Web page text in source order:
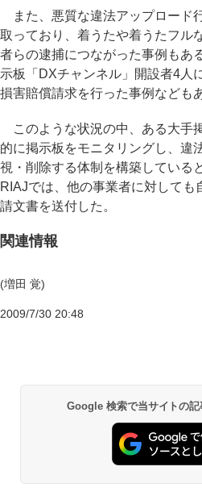
また、悪質な違法アップロード
取っており、着うたや着うたフル
者らの逮捕につながった事例もあ
示板「DXチャンネル」開設者4人
損害賠償請求を行った事例なども
このような状況の中、ある大手
的に掲示板をモニタリングし、違
視・削除する体制を構築している
RIAJでは、他の事業者に対しても
請文書を送付した。
関連情報
(増田 覚)
2009/7/30 20:48
Google 検索で当サイトの